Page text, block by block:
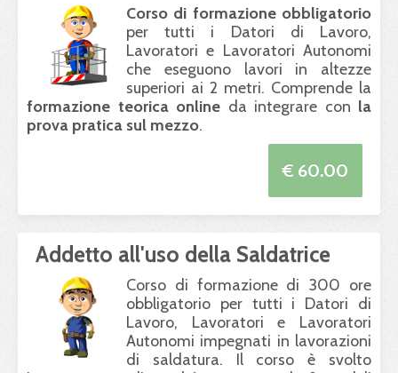
Corso di formazione obbligatorio
per tutti i Datori di Lavoro,
Lavoratori e Lavoratori Autonomi
che eseguono lavori in altezze
superiori ai 2 metri. Comprende la
formazione teorica online da integrare con la
prova pratica sul mezzo.
€ 60.00
Addetto all'uso della Saldatrice
Corso di formazione di 300 ore
obbligatorio per tutti i Datori di
Lavoro, Lavoratori e Lavoratori
Autonomi impegnati in lavorazioni
di saldatura. Il corso è svolto